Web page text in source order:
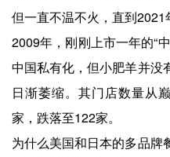
但一直不温不火，直到2021
2009年，刚刚上市一年的“
中国私有化，但小肥羊并没
日渐萎缩。其门店数量从
家，跌落至122家。
为什么美国和日本的多品牌